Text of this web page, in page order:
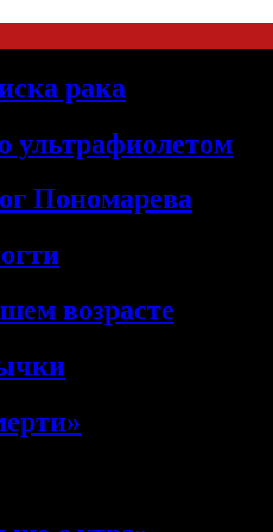
рака
ультрафиолетом
Пономарева
возрасте